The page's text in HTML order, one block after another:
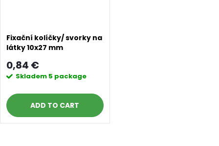
Fixační kolíčky/ svorky na
látky 10x27 mm
0,84 €
Skladem 5 package
ADD TO CART